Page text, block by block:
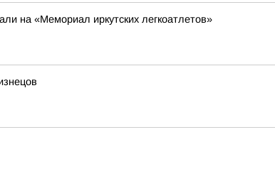
на «Мемориал иркутских легкоатлетов»